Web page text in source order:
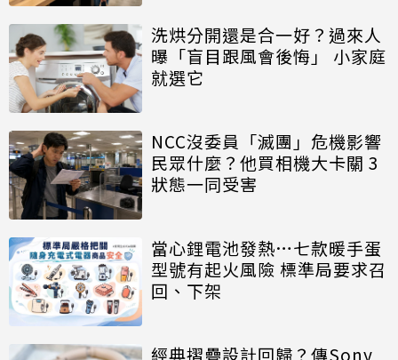
洗烘分開還是合一好？過來人
曝「盲目跟風會後悔」 小家庭
就選它
NCC沒委員「滅團」危機影響
民眾什麼？他買相機大卡關 3
狀態一同受害
當心鋰電池發熱…七款暖手蛋
型號有起火風險 標準局要求召
回、下架
經典摺疊設計回歸？傳Sony